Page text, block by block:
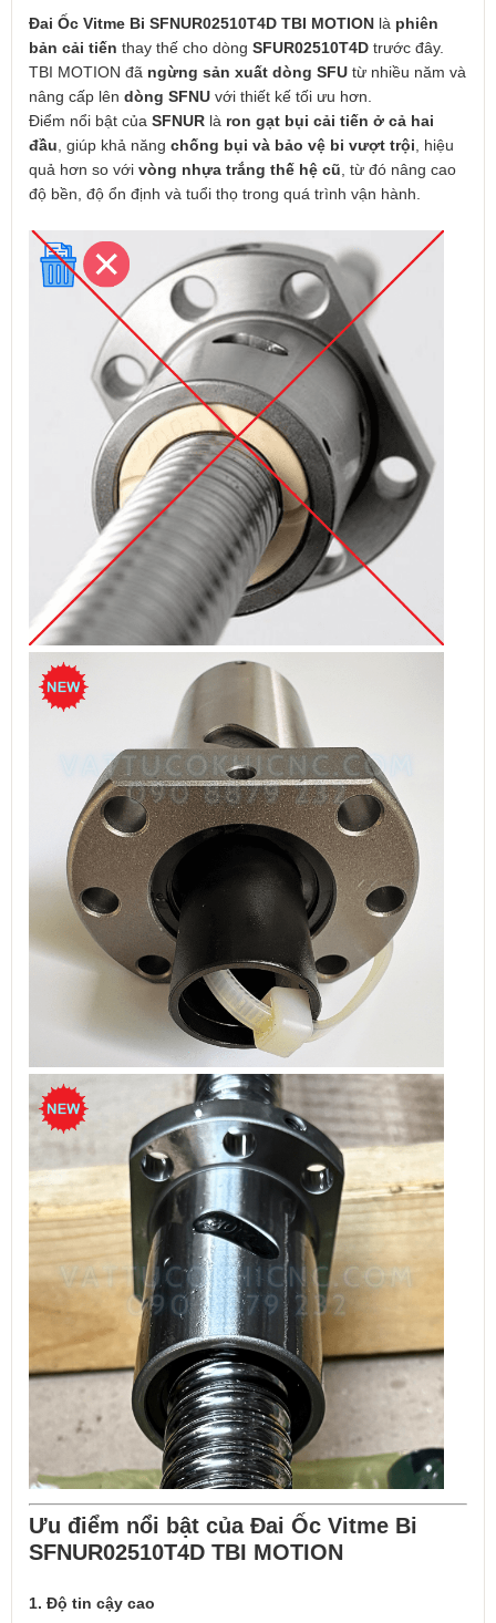
Đai Ốc Vitme Bi SFNUR02510T4D TBI MOTION là phiên
bản cải tiến thay thế cho dòng SFUR02510T4D trước đây.
TBI MOTION đã ngừng sản xuất dòng SFU từ nhiều năm và
nâng cấp lên dòng SFNU với thiết kế tối ưu hơn.
Điểm nổi bật của SFNUR là ron gạt bụi cải tiến ở cả hai
đầu , giúp khả năng chống bụi và bảo vệ bi vượt trội , hiệu
quả hơn so với vòng nhựa trắng thế hệ cũ , từ đó nâng cao
độ bền, độ ổn định và tuổi thọ trong quá trình vận hành.
Ưu điểm nổi bật của Đai Ốc Vitme Bi
SFNUR02510T4D TBI MOTION
1. Độ tin cậy cao